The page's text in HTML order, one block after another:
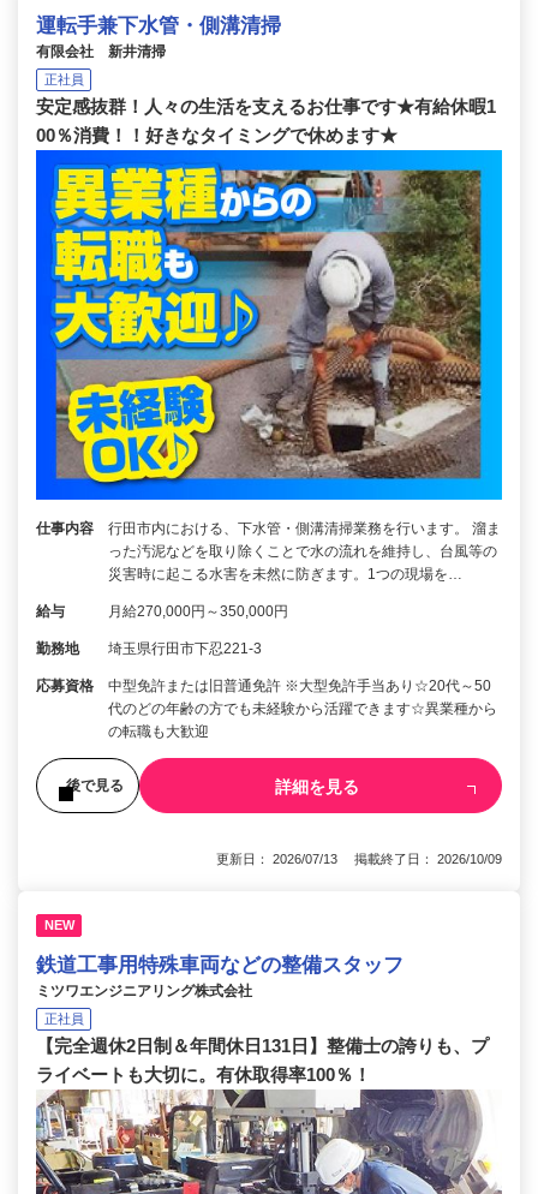
運転手兼下水管・側溝清掃
有限会社 新井清掃
正社員
安定感抜群！人々の生活を支えるお仕事です★有給休暇1
00％消費！！好きなタイミングで休めます★
仕事内容
行田市内における、下水管・側溝清掃業務を行います。 溜ま
った汚泥などを取り除くことで水の流れを維持し、台風等の
災害時に起こる水害を未然に防ぎます。1つの現場を…
給与 月給270,000円～350,000円
勤務地 埼玉県行田市下忍221-3
応募資格
中型免許または旧普通免許 ※大型免許手当あり☆20代～50
代のどの年齢の方でも未経験から活躍できます☆異業種から
の転職も大歓迎
後で見る 詳細を見る
更新日： 2026/07/13 掲載終了日： 2026/10/09
NEW
鉄道工事用特殊車両などの整備スタッフ
ミツワエンジニアリング株式会社
正社員
【完全週休2日制＆年間休日131日】整備士の誇りも、プ
ライベートも大切に。有休取得率100％！